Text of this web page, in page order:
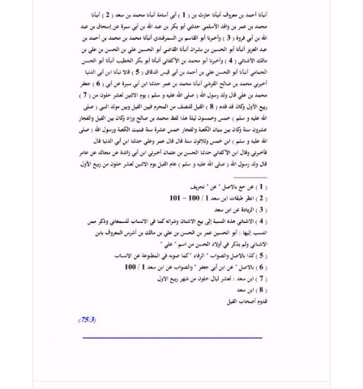
اقرأ المزيد